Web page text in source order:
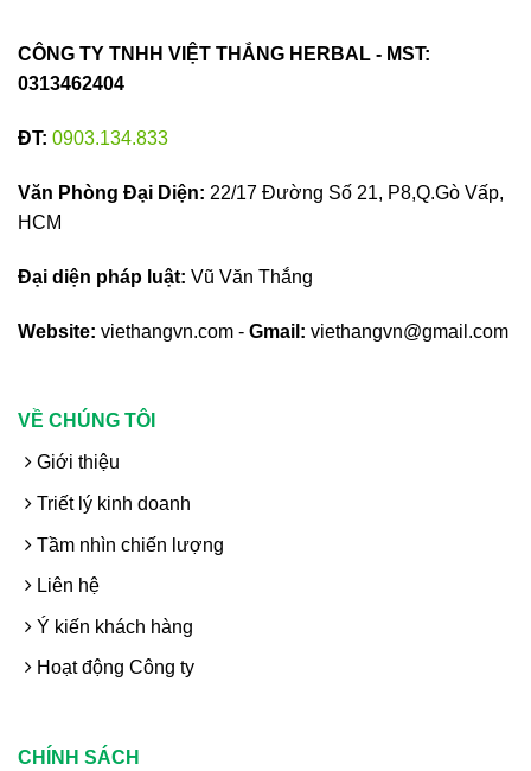
CÔNG TY TNHH VIỆT THẮNG HERBAL - MST:
0313462404
ĐT: 0903.134.833
Văn Phòng Đại Diện: 22/17 Đường Số 21, P8,Q.Gò Vấp,
HCM
Đại diện pháp luật: Vũ Văn Thắng
Website: viethangvn.com - Gmail: viethangvn@gmail.com
VỀ CHÚNG TÔI
Giới thiệu
Triết lý kinh doanh
Tầm nhìn chiến lượng
Liên hệ
Ý kiến khách hàng
Hoạt động Công ty
CHÍNH SÁCH